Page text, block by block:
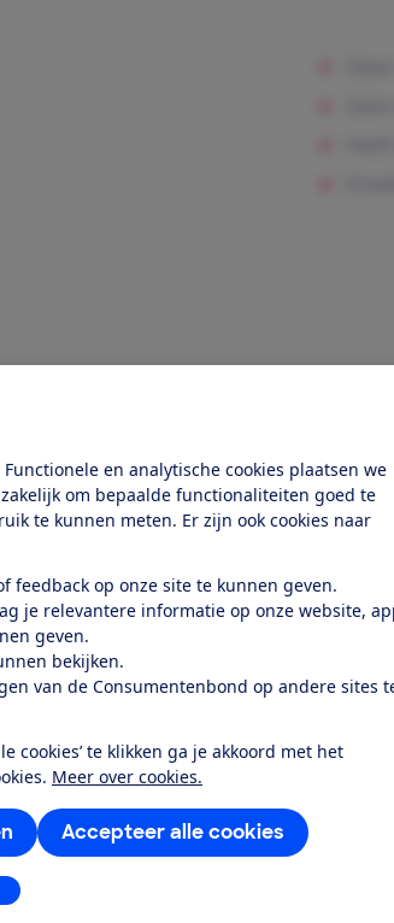
en analytische cookies plaatsen we
om bepaalde functionaliteiten goed te
te kunnen meten. Er zijn ook cookies naar
feedback op onze site te kunnen geven.
je relevantere informatie op onze website,
geven.
bekijken.
van de Consumentenbond op andere sites
cookies’ te klikken ga je akkoord met het
Meer over cookies.
Accepteer alle cookies
in
werkt stil en